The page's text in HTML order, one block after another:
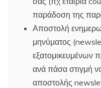
παράδοση της
Αποστολή
μηνύματος
εξατομικευμένων
ανά πάσα στιγμή
αποστολής